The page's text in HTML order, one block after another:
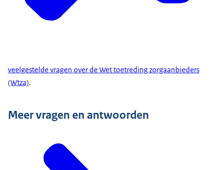
veelgestelde vragen over de Wet toetreding zorgaanbieders
(Wtza).
Meer vragen en antwoorden